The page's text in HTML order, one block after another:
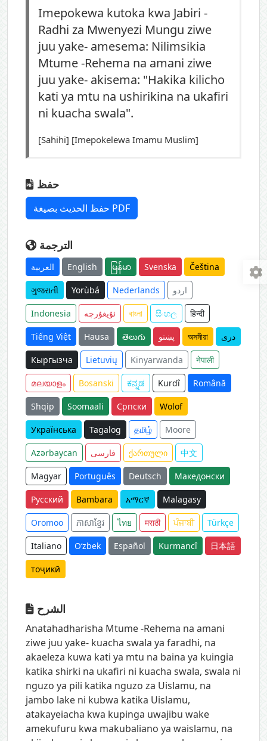
Imepokewa kutoka kwa Jabiri -
Radhi za Mwenyezi Mungu ziwe
juu yake- amesema: Nilimsikia
Mtume -Rehema na amani ziwe
juu yake- akisema: "Hakika kilicho
kati ya mtu na ushirikina na ukafiri
ni kuacha swala".
[Sahihi] [Imepokelewa Imamu Muslim]
حفظ
حفظ الحديث بصيغة PDF
الترجمة
العربية English မြန်မာ Svenska Čeština
ગુજરાતી Yorùbá Nederlands اردو
Indonesia ئۇيغۇرچە বাংলা සිංහල हिन्दी
Tiếng Việt Hausa తెలుగు پښتو অসমীয়া دری
Кыргызча Lietuvių Kinyarwanda नेपाली
മലയാളം Bosanski ಕನ್ನಡ Kurdî Română
Shqip Soomaali Српски Wolof
Українська Tagalog தமிழ் Moore
Azərbaycan فارسی ქართული 中文
Magyar Português Deutsch Македонски
Русский Bambara አማርኛ Malagasy
Oromoo ភាសាខ្មែរ ไทย मराठी ਪੰਜਾਬੀ Türkçe
Italiano O‘zbek Español Kurmancî 日本語
тоҷикӣ
الشرح
Anatahadharisha Mtume -Rehema na amani
ziwe juu yake- kuacha swala ya faradhi, na
akaeleza kuwa kati ya mtu na baina ya kuingia
katika shirki na ukafiri ni kuacha swala, swala ni
nguzo ya pili katika nguzo za Uislamu, na
jambo lake ni kubwa katika Uislamu,
atakayeiacha kwa kupinga uwajibu wake
amekufuru kwa makubaliano ya waislamu, na